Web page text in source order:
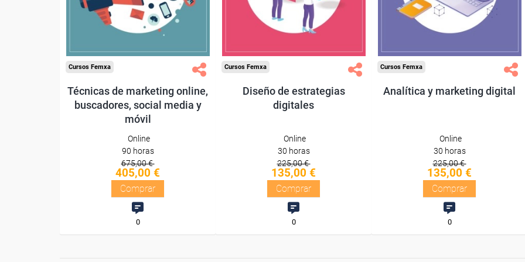
Diploma
Compra segura
Cursos Femxa
Técnicas de marketing online,
buscadores, social media y
móvil
Online
90 horas
675,00 €
405,00 €
Comprar
0
Diploma
Compra segura
Cursos Femxa
Diseño de estrategias
digitales
Online
30 horas
225,00 €
135,00 €
Comprar
0
Diploma
Compra segura
Cursos Femxa
Analítica y marketing digital
Online
30 horas
225,00 €
135,00 €
Comprar
0